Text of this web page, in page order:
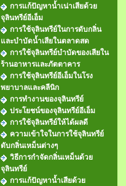
การแก้ปัญหาน้ำเน่าเสียด้วย
จุลินทรีย์อีเอ็ม
การใช้จุลินทรีย์ในการดับกลิ่น
และบำบัดน้ำเสียในตลาดสด
การใช้จุลินทรีย์บำบัดของเสียใน
ร้านอาหารและภัตตาคาร
การใช้จุลินทรีย์อีเอ็มในโรง
พยาบาลและคลีนิก
การทำงานของจุลินทรีย์
ประโยชน์ของจุลินทรีย์อีเอ็ม
การใช้จุลินทรีย์ให้ได้ผลดี
ความเข้าใจในการใช้จุลินทรีย์
ดับกลิ่นเหม็นต่างๆ
วิธีการกำจัดกลิ่นเหม็นด้วย
จุลินทรีย์
การแก้ปัญหาน้ำเสียด้วย